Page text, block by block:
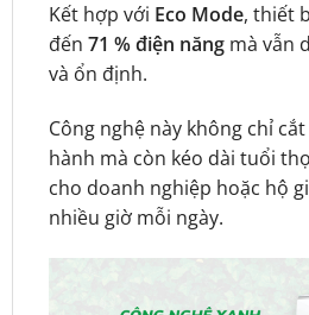
Kết hợp với Eco Mode, thiết
đến 71 % điện năngmà vẫn
và ổn định.
Công nghệ này không chỉ
hành mà còn kéo dài tuổi
cho doanh nghiệp hoặc hộ
nhiều giờ mỗi ngày.